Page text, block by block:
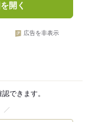
開く
広告を非表示
できます。